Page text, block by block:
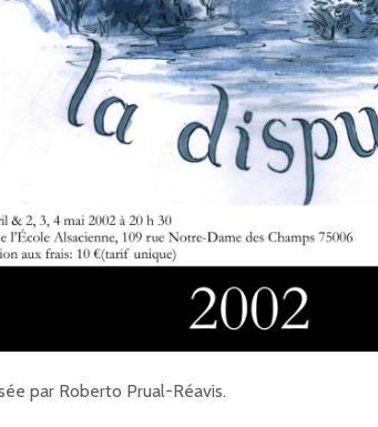
par Roberto Prual-Réavis.